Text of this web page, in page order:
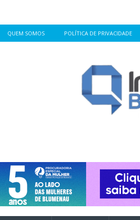
QUEM SOMOS POLÍTICA DE PRIVACIDADE